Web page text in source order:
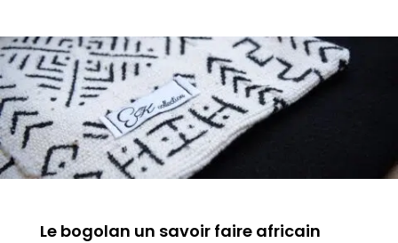
Le bogolan un savoir faire africain